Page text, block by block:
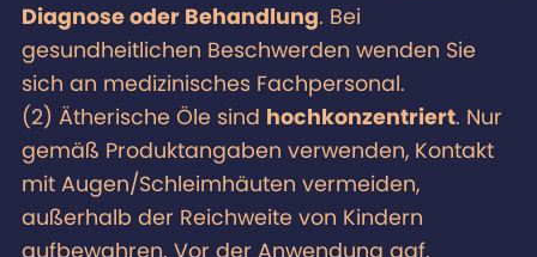
Diagnose oder Behandlung. Bei
gesundheitlichen Beschwerden wenden Sie
sich an medizinisches Fachpersonal.
(2) Ätherische Öle sind hochkonzentriert. Nur
gemäß Produktangaben verwenden, Kontakt
mit Augen/Schleimhäuten vermeiden,
außerhalb der Reichweite von Kindern
aufbewahren. Vor der Anwendung ggf.